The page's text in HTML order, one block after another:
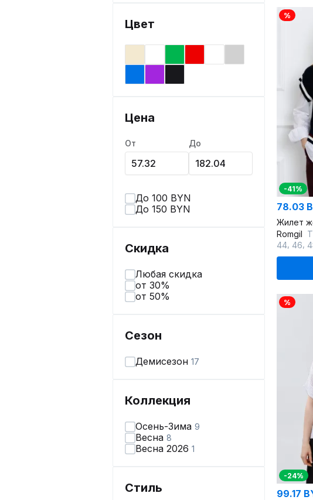
Цвет
Цена
От До
До 100 BYN
До 150 BYN
Скидка
Любая скидка
от 30%
от 50%
Сезон
Демисезон 17
Коллекция
Осень-Зима 9
Весна 8
Весна 2026 1
Стиль
%
-41%
78.03
Romgil
44 46
%
-24%
99.17